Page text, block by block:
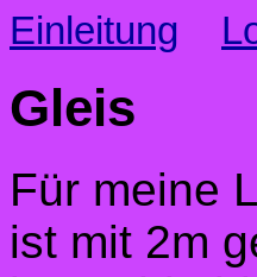
Einleitung
Gleis
Für meine
ist mit 2m